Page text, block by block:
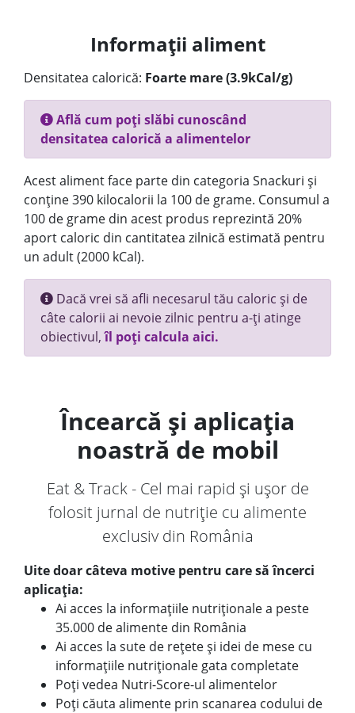
Informații aliment
Densitatea calorică: Foarte mare (3.9kCal/g)
Află cum poți slăbi cunoscând
densitatea calorică a alimentelor
Acest aliment face parte din categoria Snackuri și
conține 390 kilocalorii la 100 de grame. Consumul a
100 de grame din acest produs reprezintă 20%
aport caloric din cantitatea zilnică estimată pentru
un adult (2000 kCal).
Dacă vrei să afli necesarul tău caloric și de
câte calorii ai nevoie zilnic pentru a-ți atinge
obiectivul,îl poți calcula aici.
Încearcă și aplicația
noastră de mobil
Eat & Track - Cel mai rapid și ușor de
folosit jurnal de nutriție cu alimente
exclusiv din România
Uite doar câteva motive pentru care să încerci
aplicația:
Ai acces la informațiile nutriționale a peste
35.000 de alimente din România
Ai acces la sute de rețete și idei de mese cu
informațiile nutriționale gata completate
Poți vedea Nutri-Score-ul alimentelor
Poți căuta alimente prin scanarea codului de